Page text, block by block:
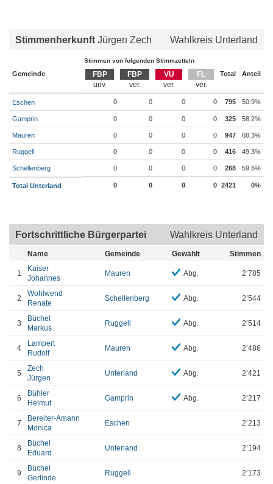
Stimmenherkunft Jürgen Zech Wahlkreis Unterland
Stimmen von folgenden Stimmzetteln
Gemeinde FBP FBP VU FL Total Anteil
Eschen 0 0 0 0 795 50.9%
Gamprin 0 0 0 0 325 58.2%
Mauren 0 0 0 0 947 68.3%
Ruggell 0 0 0 0 416 49.3%
Schellenberg 0 0 0 0 268 59.6%
Total Unterland 0 0 0 0 2421 0%
Fortschrittliche Bürgerpartei Wahlkreis Unterland
Name Gemeinde Gewählt Stimmen
1
Kaiser
Johannes
Mauren Abg. 2’785
2
Wohlwend
Renate
Schellenberg Abg. 2’544
3
Büchel
Markus
Ruggell Abg. 2’514
4
Lampert
Rudolf
Mauren Abg. 2’486
5
Zech
Jürgen
Unterland Abg. 2’421
6
Bühler
Helmut
Gamprin Abg. 2’217
7
Bereiter-Amann
Monica
Eschen 2’213
8
Büchel
Eduard
Unterland 2’194
9
Büchel
Gerlinde
Ruggell 2’173